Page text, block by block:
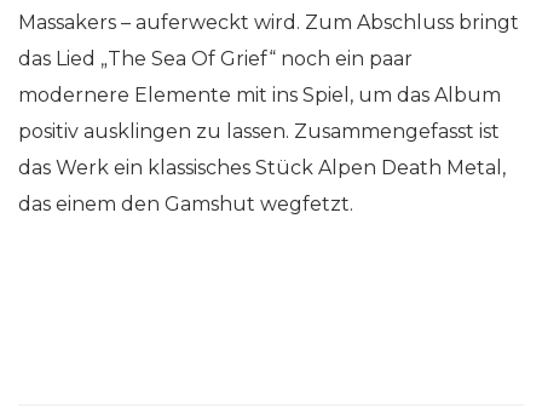
Massakers – auferweckt wird. Zum Abschluss bringt
das Lied „The Sea Of Grief“ noch ein paar
modernere Elemente mit ins Spiel, um das Album
positiv ausklingen zu lassen. Zusammengefasst ist
das Werk ein klassisches Stück Alpen Death Metal,
das einem den Gamshut wegfetzt.